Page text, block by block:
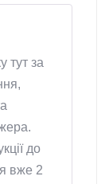
тут за
до
вже 2